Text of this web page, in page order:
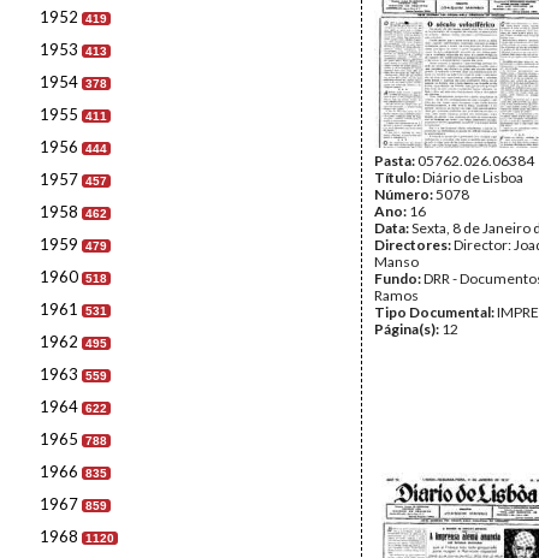
1952 419
1953 413
1954 378
1955 411
1956 444
1957 457
1958 462
1959 479
1960 518
1961 531
1962 495
1963 559
1964 622
1965 788
1966 835
1967 859
1968 1120
Pasta:05762.026.06384
Título:Diário de Lisboa
Número:5078
Ano: 16
Data:Sexta, 8 de Janeiro
Directores:Director:
Manso
Fundo:DRR -
Ramos
Tipo Documental:
Página(s): 12